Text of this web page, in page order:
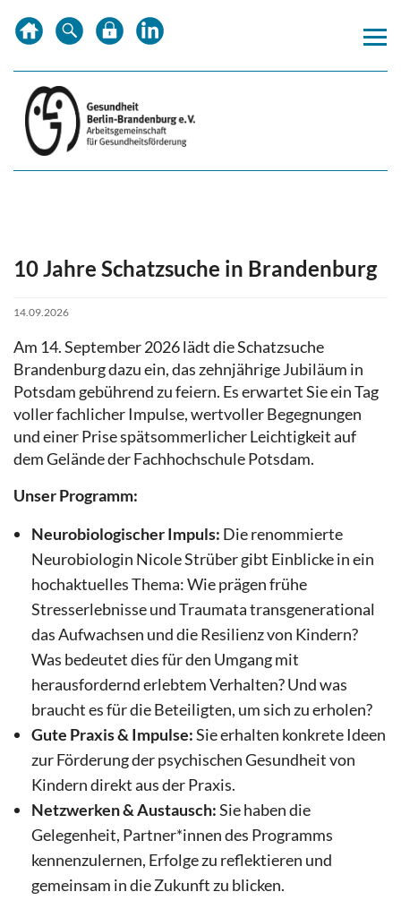
Inhalt
Hauptnavigation
Subnavigation
10 Jahre Schatzsuche in Brandenburg
14.09.2026
Am 14. September 2026 lädt die Schatzsuche
Brandenburg dazu ein, das zehnjährige Jubiläum in
Potsdam gebührend zu feiern. Es erwartet Sie ein Tag
voller fachlicher Impulse, wertvoller Begegnungen
und einer Prise spätsommerlicher Leichtigkeit auf
dem Gelände der Fachhochschule Potsdam.
Unser Programm:
Neurobiologischer Impuls: Die renommierte
Neurobiologin Nicole Strüber gibt Einblicke in ein
hochaktuelles Thema: Wie prägen frühe
Stresserlebnisse und Traumata transgenerational
das Aufwachsen und die Resilienz von Kindern?
Was bedeutet dies für den Umgang mit
herausfordernd erlebtem Verhalten? Und was
braucht es für die Beteiligten, um sich zu erholen?
Gute Praxis & Impulse:Sie erhalten konkrete Ideen
zur Förderung der psychischen Gesundheit von
Kindern direkt aus der Praxis.
Netzwerken & Austausch:Sie haben die
Gelegenheit, Partner*innen des Programms
kennenzulernen, Erfolge zu reflektieren und
gemeinsam in die Zukunft zu blicken.